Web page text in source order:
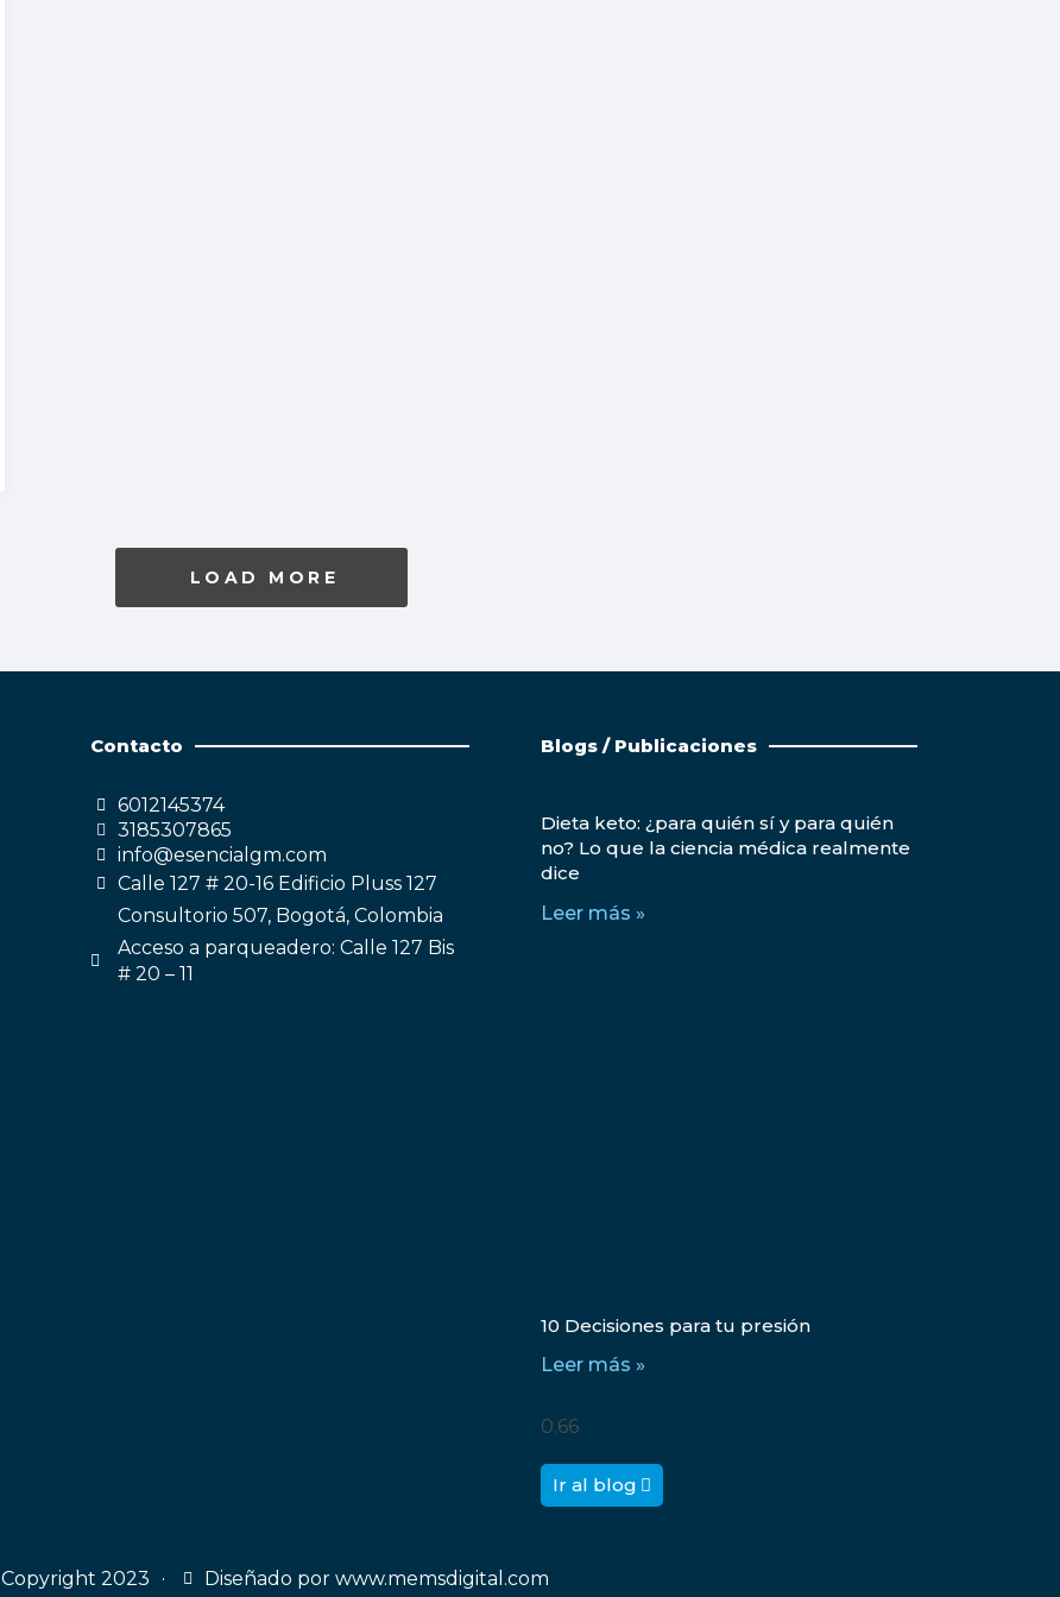
LOAD MORE
Contacto
6012145374
3185307865
info@esencialgm.com
Calle 127 # 20-16 Edificio Pluss 127
Consultorio 507, Bogotá, Colombia
Acceso a parqueadero: Calle 127 Bis
# 20 – 11
Blogs / Publicaciones
Dieta keto: ¿para quién sí y para quién
no? Lo que la ciencia médica realmente
dice
Leer más »
10 Decisiones para tu presión
Leer más »
Ir al blog
Copyright 2023 Diseñado por www.memsdigital.com